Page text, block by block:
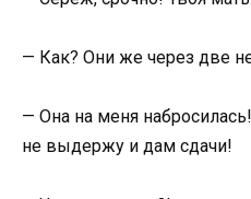
— Как? Они же через две
— Она на меня
не выдержу и дам сдачи!